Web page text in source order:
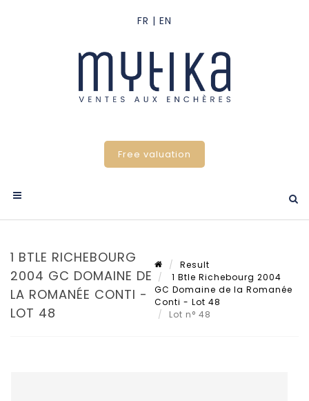
Free valuation
1 BTLE RICHEBOURG
2004 GC DOMAINE DE
LA ROMANÉE CONTI -
LOT 48
Result
1 Btle Richebourg 2004
GC Domaine de la Romanée
Conti - Lot 48
Lot n° 48